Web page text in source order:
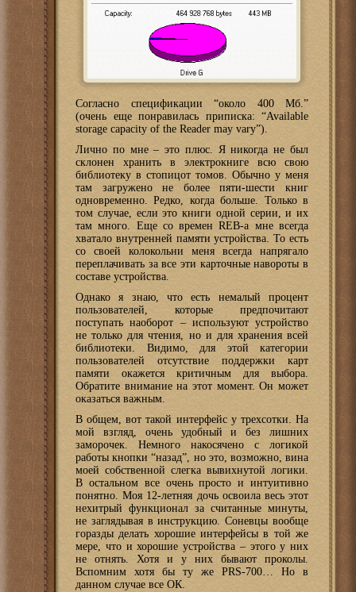
Согласно спецификации “около 400 Мб.”
(очень еще понравилась приписка: “Available
storage capacity of the Reader may vary”).
Лично по мне – это плюс. Я никогда не был
склонен хранить в электрокниге всю свою
библиотеку в стопицот томов. Обычно у меня
там загружено не более пяти-шести книг
одновременно. Редко, когда больше. Только в
том случае, если это книги одной серии, и их
там много. Еще со времен REB-а мне всегда
хватало внутренней памяти устройства. То есть
со своей колокольни меня всегда напрягало
переплачивать за все эти карточные навороты в
составе устройства.
Однако я знаю, что есть немалый процент
пользователей, которые предпочитают
поступать наоборот – используют устройство
не только для чтения, но и для хранения всей
библиотеки. Видимо, для этой категории
пользователей отсутствие поддержки карт
памяти окажется критичным для выбора.
Обратите внимание на этот момент. Он может
оказаться важным.
В общем, вот такой интерфейс у трехсотки. На
мой взгляд, очень удобный и без лишних
заморочек. Немного накосячено с логикой
работы кнопки “назад”, но это, возможно, вина
моей собственной слегка вывихнутой логики.
В остальном все очень просто и интуитивно
понятно. Моя 12-летняя дочь освоила весь этот
нехитрый функционал за считанные минуты,
не заглядывая в инструкцию. Соневцы вообще
горазды делать хорошие интерфейсы в той же
мере, что и хорошие устройства – этого у них
не отнять. Хотя и у них бывают проколы.
Вспомним хотя бы ту же PRS-700… Но в
данном случае все ОК.